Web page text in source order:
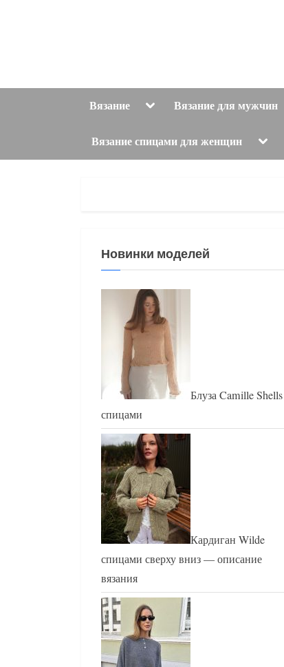
Вязание ToggleВязание для мужчин
Вязание спицами для женщин
menu
Новинки моделей
Блуза Camille Shells
спицами
Кардиган Wilde
спицами сверху вниз — описание
вязания